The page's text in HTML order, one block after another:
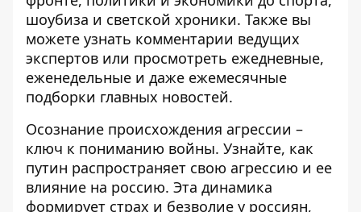
шоубиза и светской хроники. Также вы
можете узнать комментарии ведущих
экспертов или просмотреть ежедневные,
еженедельные и даже ежемесячные
подборки главных новостей.
Осознание происхождения агрессии –
ключ к пониманию войны. Узнайте, как
путин распространяет свою агрессию и ее
влияние на россию. Эта динамика
формирует страх и безволие у россиян,